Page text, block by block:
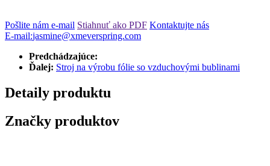
Pošlite nám e-mail Stiahnuť ako PDF Kontaktujte nás
E-mail:jasmine@xmeverspring.com
Predchádzajúce:
Ďalej: Stroj na výrobu fólie so vzduchovými bublinami
Detaily produktu
Značky produktov